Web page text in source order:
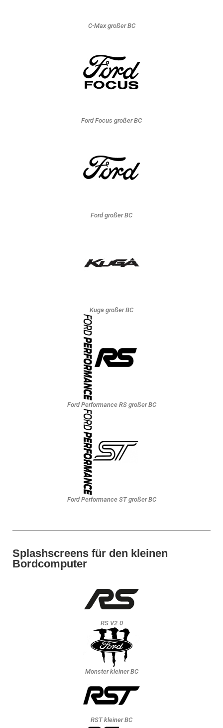
C-Max großer BC
Ford Focus großer BC
Ford großer BC
Kuga großer BC
Ford Performance RS großer BC
Ford Performance ST großer BC
Splashscreens für den kleinen
Bordcomputer
RS V2.0
Monster kleiner BC
RST kleiner BC